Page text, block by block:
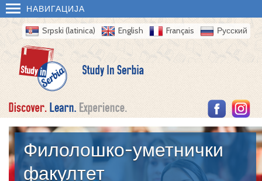
НАВИГАЦИЈА
Srpski (latinica) English Français Русский
Филолошко-уметнички
факултет